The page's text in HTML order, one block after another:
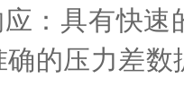
具有快速
的压力差